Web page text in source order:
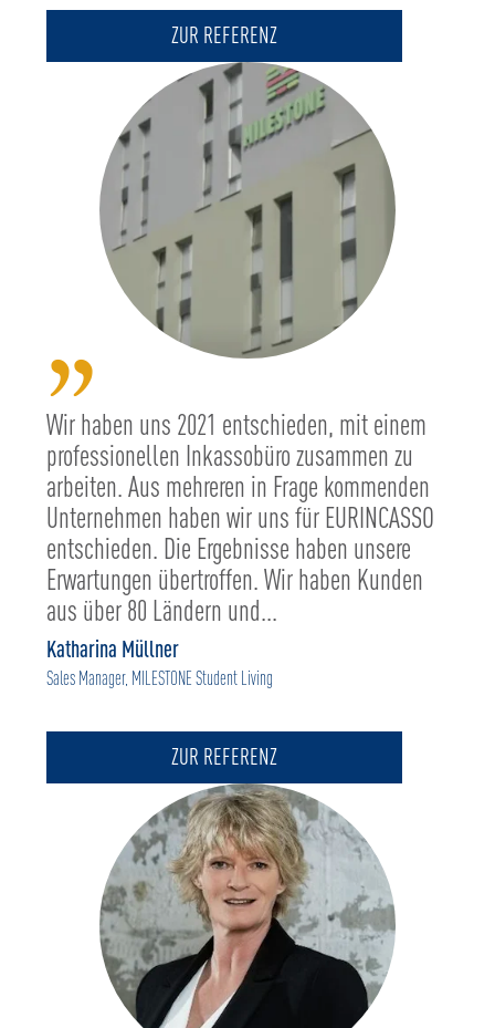
ZUR REFERENZ
”
Wir haben uns 2021 entschieden, mit einem
professionellen Inkassobüro zusammen zu
arbeiten. Aus mehreren in Frage kommenden
Unternehmen haben wir uns für EURINCASSO
entschieden. Die Ergebnisse haben unsere
Erwartungen übertroffen. Wir haben Kunden
aus über 80 Ländern und...
Katharina Müllner
Sales Manager, MILESTONE Student Living
ZUR REFERENZ